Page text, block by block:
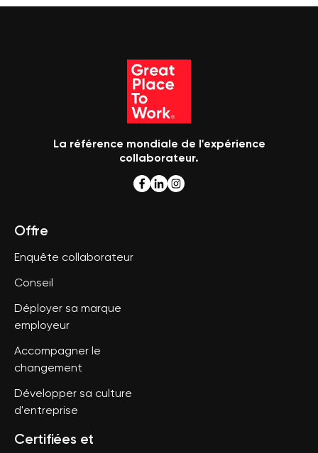
La référence mondiale de l'expérience
collaborateur.
Offre
Enquête collaborateur
Conseil
Déployer sa marque
employeur
Accompagner le
changement
Développer sa culture
d'entreprise
Certifiées et